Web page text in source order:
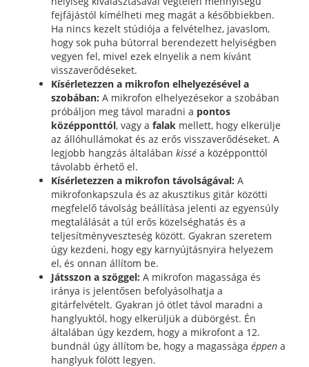
fejfájástól kímélheti meg magát a későbbiekben.
Ha nincs kezelt stúdiója a felvételhez, javaslom,
hogy sok puha bútorral berendezett helyiségben
vegyen fel, mivel ezek elnyelik a nem kívánt
visszaverődéseket.
Kísérletezzen a mikrofon elhelyezésével a
szobában: A mikrofon elhelyezésekor a szobában
próbáljon meg távol maradni a pontos
középponttól, vagy a falakmellett, hogy elkerülje
az állóhullámokat és az erős visszaverődéseket. A
legjobb hangzás általában kisséa középponttól
távolabb érhető el.
Kísérletezzen a mikrofon távolságával: A
mikrofonkapszula és az akusztikus gitár közötti
megfelelő távolság beállítása jelenti az egyensúly
megtalálását a túl erős közelséghatás és a
teljesítményveszteség között. Gyakran szeretem
úgy kezdeni, hogy egy karnyújtásnyira helyezem
el, és onnan állítom be.
Játsszon a szöggel: A mikrofon magassága és
iránya is jelentősen befolyásolhatja a
gitárfelvételt. Gyakran jó ötlet távol maradni a
hanglyuktól, hogy elkerüljük a dübörgést. Én
általában úgy kezdem, hogy a mikrofont a 12.
bundnál úgy állítom be, hogy a magassága éppena
hanglyuk fölött legyen.